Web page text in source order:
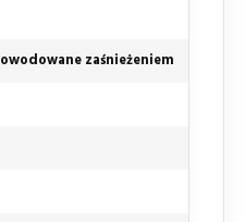
zaśnieżeniem